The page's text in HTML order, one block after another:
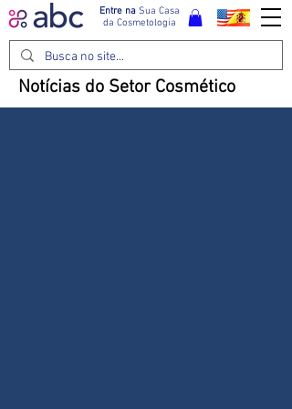
Entre naSua Casa
da Cosmetologia
Notícias do Setor Cosmético